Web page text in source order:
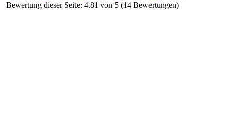
Bewertung dieser Seite: 4.81 von 5 (14 Bewertungen)